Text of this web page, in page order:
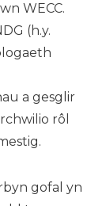
WECC.
(h.y.
a gesglir
rôl
gofal yn